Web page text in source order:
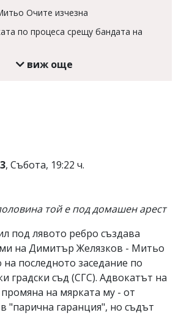
Очите изчезна
по процеса срещу бандата на
виж още
, Събота, 19:22 ч.
той е под домашен арест
под лявото ребро създава
на Димитър Желязков - Митьо
на последното заседание по
градски съд (СГС). Адвокатът на
на мярката му - от
"парична гаранция", но съдът